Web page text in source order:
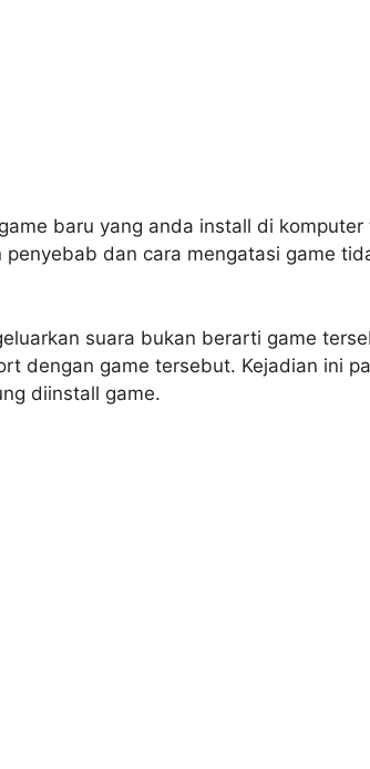
baru yang anda install di komputer
dan cara mengatasi game
suara bukan berarti game
dengan game tersebut. Kejadian ini
diinstall game.